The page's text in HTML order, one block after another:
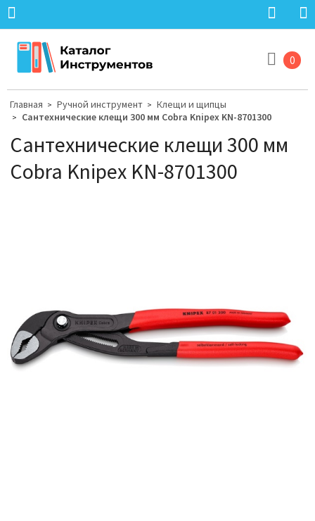
0
Главная > Ручной инструмент > Клещи и щипцы
> Сантехнические клещи 300 мм Cobra Knipex KN-8701300
Сантехнические клещи 300 мм
Cobra Knipex KN-8701300